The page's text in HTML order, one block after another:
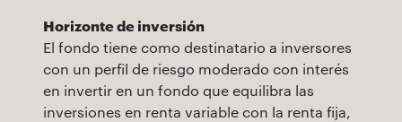
Horizonte de inversión
El fondo tiene como destinatario a inversores
con un perfil de riesgo moderado con interés
en invertir en un fondo que equilibra las
inversiones en renta variable con la renta fija,